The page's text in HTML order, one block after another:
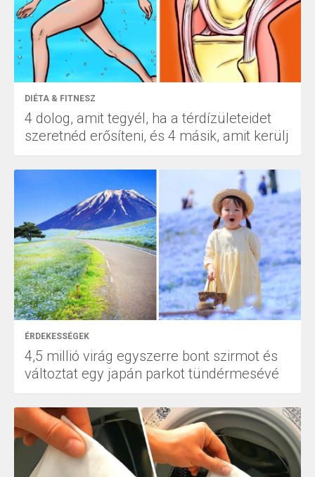
DIÉTA & FITNESZ
4 dolog, amit tegyél, ha a térdízületeidet
szeretnéd erősíteni, és 4 másik, amit kerülj
ÉRDEKESSÉGEK
4,5 millió virág egyszerre bont szirmot és
változtat egy japán parkot tündérmesévé